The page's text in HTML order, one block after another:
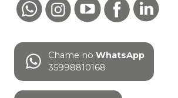
Chame no WhatsApp
35998810168